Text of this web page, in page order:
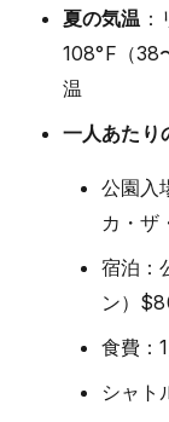
夏の気温
108°F（38
温
一人あたり
公園入
カ・ザ
宿泊：
ン）
食費：
シャト